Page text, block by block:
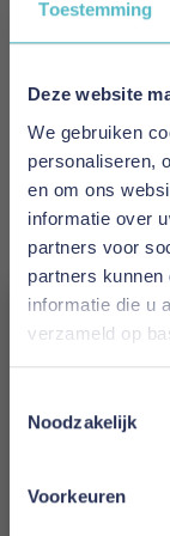
Toestemming
Deze website
We gebruiken
personaliseren,
en om ons
informatie over
partners voor
partners
informatie die u
verzameld op
Noodzakelijk
Voorkeuren
EAN
Prijs
€ 1.988,00
Levertijd
6 tot 8
Kleur
Model
E-mail